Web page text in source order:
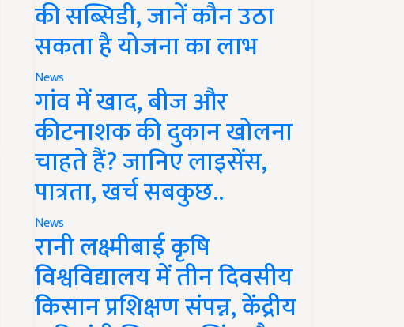
की सब्सिडी, जानें कौन उठा
सकता है योजना का लाभ
News
गांव में खाद, बीज और
कीटनाशक की दुकान खोलना
चाहते हैं? जानिए लाइसेंस,
पात्रता, खर्च सबकुछ..
News
रानी लक्ष्मीबाई कृषि
विश्वविद्यालय में तीन दिवसीय
किसान प्रशिक्षण संपन्न, केंद्रीय